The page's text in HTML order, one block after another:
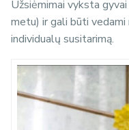
Užsiėmimai vyksta
metu) ir gali būti
individualų susitarimą.